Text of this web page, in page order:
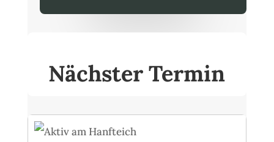
Nächster Termin